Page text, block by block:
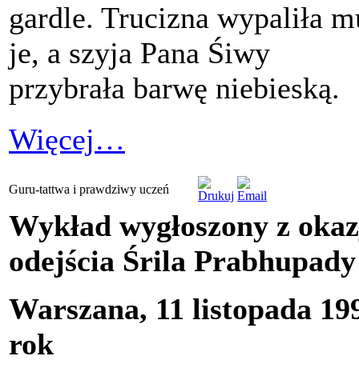
gardle. Trucizna wypaliła
je, a szyja Pana Śiwy
przybrała barwę niebieską.
Więcej…
Guru-tattwa i prawdziwy uczeń
Wykład wygłoszony z
odejścia Śrila Prabhupady
Warszana, 11 listopada
rok